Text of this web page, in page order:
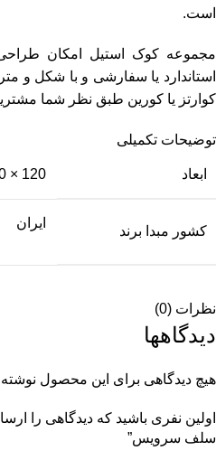
است.
مجموعه کوک استیل امکان
استاندارد یا سفارشی و با شکل و
کوارتز یا کورین طبق نظر شما
توضیحات تکمیلی
ابعاد 120 × 80 × 85 سانتیمتر
کشور مبدا برند
ایران
نظرات (0)
دیدگاهها
هیچ دیدگاهی برای این محصول
اولین نفری باشید که دیدگاهی را
سلف سرویس”